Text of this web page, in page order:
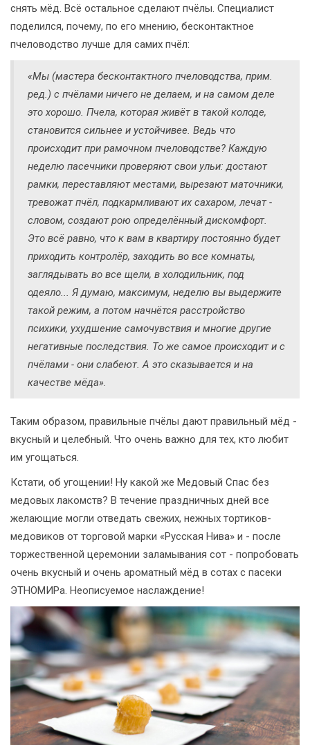
снять мёд. Всё остальное сделают пчёлы. Специалист
поделился, почему, по его мнению, бесконтактное
пчеловодство лучше для самих пчёл:
«Мы (мастера бесконтактного пчеловодства, прим.
ред.) с пчёлами ничего не делаем, и на самом деле
это хорошо. Пчела, которая живёт в такой колоде,
становится сильнее и устойчивее. Ведь что
происходит при рамочном пчеловодстве? Каждую
неделю пасечники проверяют свои ульи: достают
рамки, переставляют местами, вырезают маточники,
тревожат пчёл, подкармливают их сахаром, лечат -
словом, создают рою определённый дискомфорт.
Это всё равно, что к вам в квартиру постоянно будет
приходить контролёр, заходить во все комнаты,
заглядывать во все щели, в холодильник, под
одеяло... Я думаю, максимум, неделю вы выдержите
такой режим, а потом начнётся расстройство
психики, ухудшение самочувствия и многие другие
негативные последствия. То же самое происходит и с
пчёлами - они слабеют. А это сказывается и на
качестве мёда».
Таким образом, правильные пчёлы дают правильный мёд -
вкусный и целебный. Что очень важно для тех, кто любит
им угощаться.
Кстати, об угощении! Ну какой же Медовый Спас без
медовых лакомств? В течение праздничных дней все
желающие могли отведать свежих, нежных тортиков-
медовиков от торговой марки «Русская Нива» и - после
торжественной церемонии заламывания сот - попробовать
очень вкусный и очень ароматный мёд в сотах с пасеки
ЭТНОМИРа. Неописуемое наслаждение!